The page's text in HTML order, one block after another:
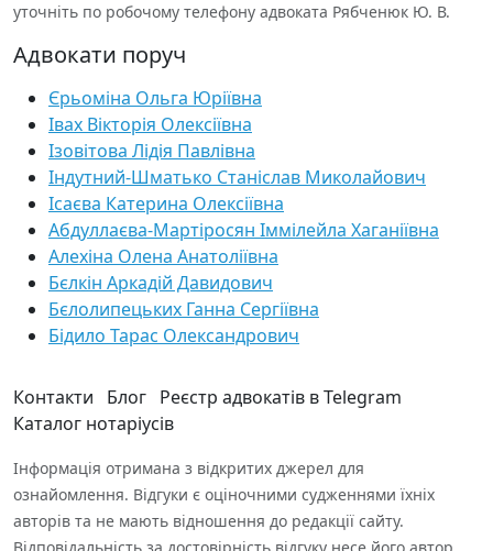
уточніть по робочому телефону адвоката Рябченюк Ю. В.
Адвокати поруч
Єрьоміна Ольга Юріївна
Івах Вікторія Олексіївна
Ізовітова Лідія Павлівна
Індутний-Шматько Станіслав Миколайович
Ісаєва Катерина Олексіївна
Абдуллаєва-Мартіросян Іммілейла Хаганіївна
Алехіна Олена Анатоліївна
Бєлкін Аркадій Давидович
Бєлолипецьких Ганна Сергіївна
Бідило Тарас Олександрович
Контакти Блог Реєстр адвокатів в Telegram
Каталог нотаріусів
Інформація отримана з відкритих джерел для
ознайомлення. Відгуки є оціночними судженнями їхніх
авторів та не мають відношення до редакції сайту.